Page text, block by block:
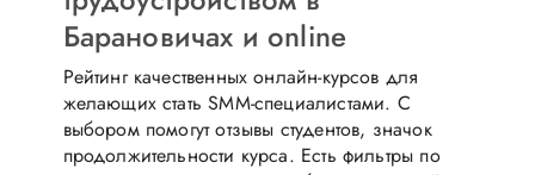
Барановичах и online
Рейтинг качественных онлайн-курсов для
желающих стать SMM-специалистами. С
выбором помогут отзывы студентов, значок
продолжительности курса. Есть фильтры по